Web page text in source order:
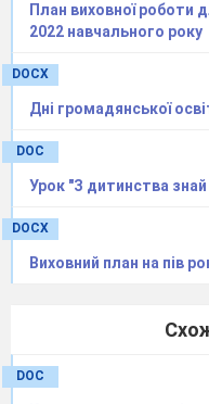
ім’я
Напиши про себе:
План виховної роботи
2022 навчального року
DOCX
Дні громадянської
DOC
Урок "З дитинства знай
DOCX
Виховний план на пів
DOC